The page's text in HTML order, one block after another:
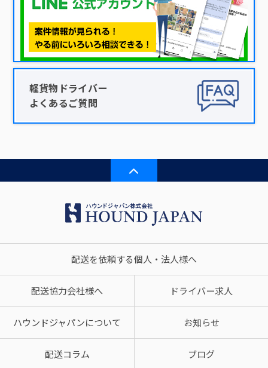
軽貨物ドライバー
よくあるご質問
配送を依頼する個人・法人様へ
配送協力会社様へ ドライバー求人
ハウンドジャパンについて お知らせ
配送コラム ブログ